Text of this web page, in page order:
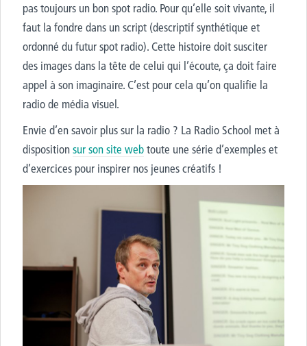
pas toujours un bon spot radio. Pour qu’elle soit vivante, il
faut la fondre dans un script (descriptif synthétique et
ordonné du futur spot radio). Cette histoire doit susciter
des images dans la tête de celui qui l’écoute, ça doit faire
appel à son imaginaire. C’est pour cela qu’on qualifie la
radio de média visuel.
Envie d’en savoir plus sur la radio ? La Radio School met à
dispositionsur son site webtoute une série d’exemples et
d’exercices pour inspirer nos jeunes créatifs !